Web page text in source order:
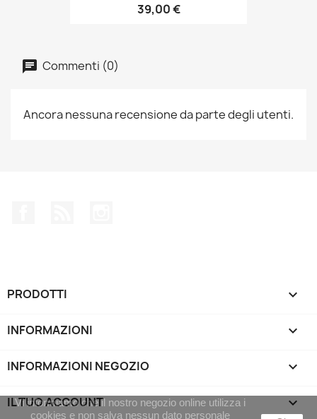
39,00 €
Commenti (0)
Ancora nessuna recensione da parte degli utenti.
PRODOTTI 
INFORMAZIONI 
INFORMAZIONI NEGOZIO keyboard_arrow_down
Vi informiamo che il nostro negozio online utilizza i
cookies e non salva nessun dato personale
IL TUO ACCOUNT 